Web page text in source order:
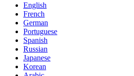
English
French
German
Portuguese
Spanish
Russian
Japanese
Korean